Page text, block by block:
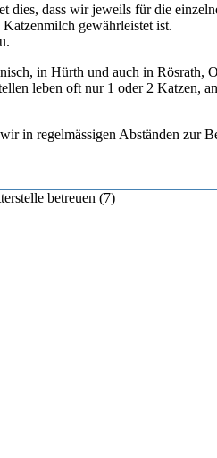
dies, dass wir jeweils für die
gewährleistet ist.
in Hürth und auch in
leben oft nur 1 oder 2 Katzen,
in regelmässigen Abständen zur